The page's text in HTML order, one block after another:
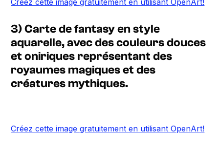
3) Carte de fantasy en style
aquarelle, avec des couleurs douces
et oniriques représentant des
royaumes magiques et des
créatures mythiques.
Créez cette image gratuitement en utilisant OpenArt!